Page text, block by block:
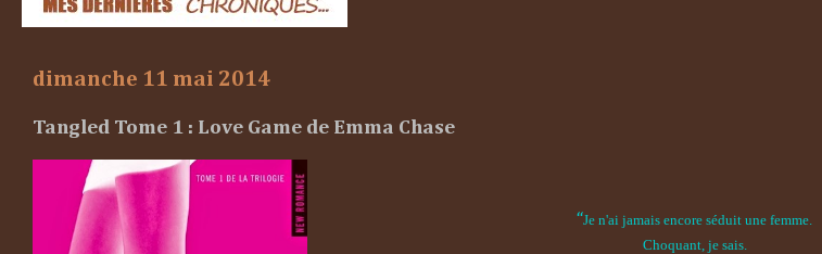
dimanche 11 mai 2014
Tangled Tome 1 : Love Game de Emma Chase
“Je n'ai jamais encore séduit une femme.
Choquant, je sais.